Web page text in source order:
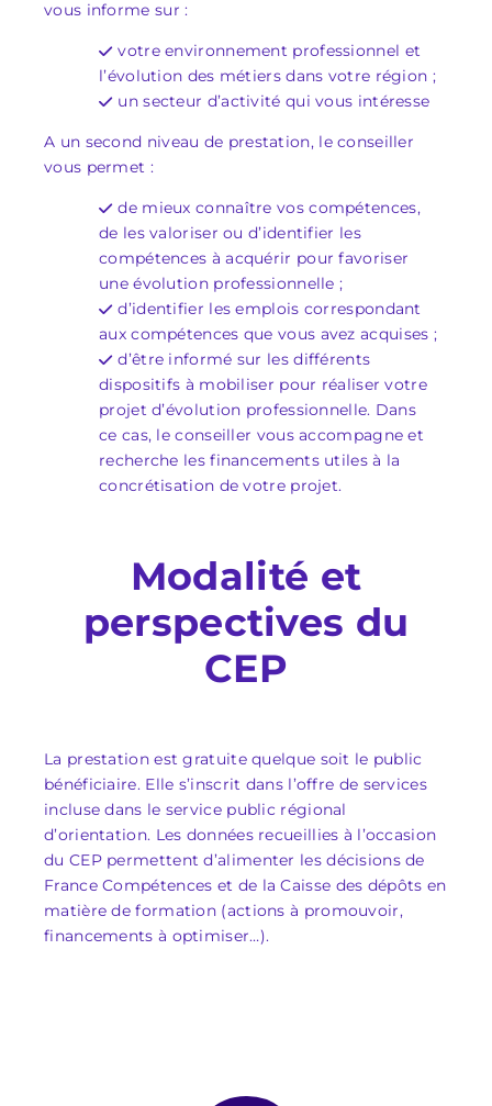
vous informe sur :
votre environnement professionnel et
l’évolution des métiers dans votre région ;
un secteur d’activité qui vous intéresse
A un second niveau de prestation, le conseiller
vous permet :
de mieux connaître vos compétences,
de les valoriser ou d’identifier les
compétences à acquérir pour favoriser
une évolution professionnelle ;
d’identifier les emplois correspondant
aux compétences que vous avez acquises ;
d’être informé sur les différents
dispositifs à mobiliser pour réaliser votre
projet d’évolution professionnelle. Dans
ce cas, le conseiller vous accompagne et
recherche les financements utiles à la
concrétisation de votre projet.
Modalité et
perspectives du
CEP
La prestation est gratuite quelque soit le public
bénéficiaire. Elle s’inscrit dans l’offre de services
incluse dans le service public régional
d’orientation. Les données recueillies à l’occasion
du CEP permettent d’alimenter les décisions de
France Compétences et de la Caisse des dépôts en
matière de formation (actions à promouvoir,
financements à optimiser…).